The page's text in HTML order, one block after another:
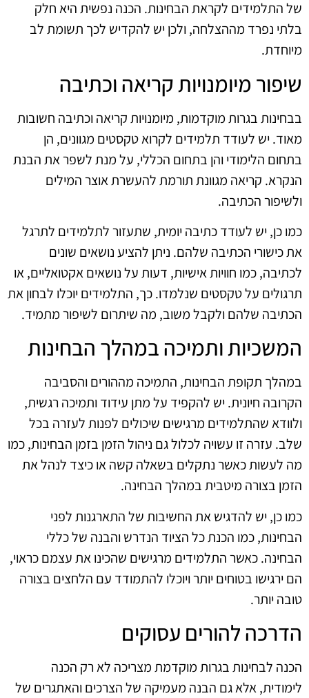
של התלמידים לקראת הבחינות. הכנה נפשית היא חלק
בלתי נפרד מההצלחה, ולכן יש להקדיש לכך תשומת לב
מיוחדת.
שיפור מיומנויות קריאה וכתיבה
בבחינות בגרות מוקדמות, מיומנויות קריאה וכתיבה חשובות
מאוד. יש לעודד תלמידים לקרוא טקסטים מגוונים, הן
בתחום הלימודי והן בתחום הכללי, על מנת לשפר את הבנת
הנקרא. קריאה מגוונת תורמת להעשרת אוצר המילים
ולשיפור הכתיבה.
כמו כן, יש לעודד כתיבה יומית, שתעזור לתלמידים לתרגל
את כישורי הכתיבה שלהם. ניתן להציע נושאים שונים
לכתיבה, כמו חוויות אישיות, דעות על נושאים אקטואליים, או
תרגולים על טקסטים שנלמדו. כך, התלמידים יוכלו לבחון את
הכתיבה שלהם ולקבל משוב, מה שיתרום לשיפור מתמיד.
המשכיות ותמיכה במהלך הבחינות
במהלך תקופת הבחינות, התמיכה מההורים והסביבה
הקרובה חיונית. יש להקפיד על מתן עידוד ותמיכה רגשית,
ולוודא שהתלמידים מרגישים שיכולים לפנות לעזרה בכל
שלב. עזרה זו עשויה לכלול גם ניהול הזמן בזמן הבחינות, כמו
מה לעשות כאשר נתקלים בשאלה קשה או כיצד לנהל את
הזמן בצורה מיטבית במהלך הבחינה.
כמו כן, יש להדגיש את החשיבות של התארגנות לפני
הבחינות, כמו הכנת כל הציוד הנדרש והבנה של כללי
הבחינה. כאשר התלמידים מרגישים שהכינו את עצמם כראוי,
הם ירגישו בטוחים יותר ויוכלו להתמודד עם הלחצים בצורה
טובה יותר.
הדרכה להורים עסוקים
הכנה לבחינות בגרות מוקדמת מצריכה לא רק הכנה
לימודית, אלא גם הבנה מעמיקה של הצרכים והאתגרים של